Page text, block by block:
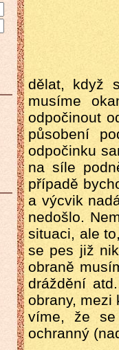
dělat, když
musíme
odpočinout
působení
odpočinku
na síle
případě
a výcvik
nedošlo.
situaci, ale
se pes již
obraně
dráždění
obrany, mezi
víme, že se
ochranný